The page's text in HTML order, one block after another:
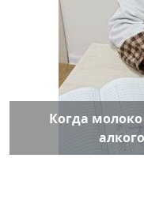
Когда